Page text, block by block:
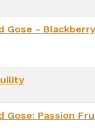
Gose -
Gose: Passion